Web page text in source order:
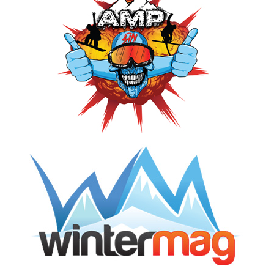
Munții Perșani
Dealurile Târnavei Mici,
Giurgeului
Depresiunea Ciucului
Depresiunea Cașin
Click pe imagine pentru afișarea ei în întregime
Foto info:madarasi-hargita.ro//Click pe imagine pentru
afișarea ei în întregime
Click pe imagine pentru afișarea ei în întregime
Click pe imagine pentru afișarea ei în întregime
Click pe imagine pentru afișarea ei în întregime